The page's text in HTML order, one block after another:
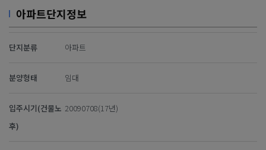
아파트단지정보
단지분류 아파트
분양형태 임대
입주시기(건물노
후)
20090708(17년)